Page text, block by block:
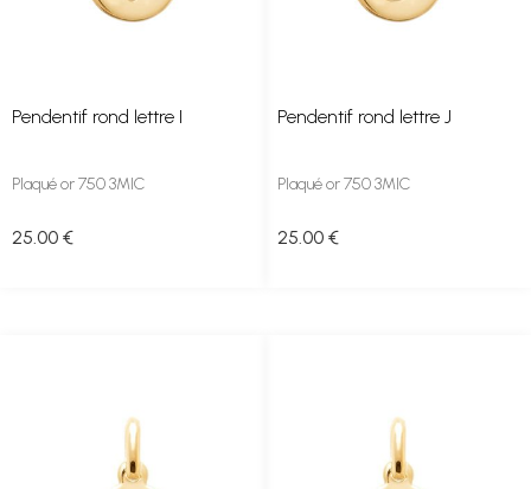
Pendentif rond lettre I
Plaqué or 750 3MIC
25 .00 €
Pendentif rond lettre J
Plaqué or 750 3MIC
25 .00 €